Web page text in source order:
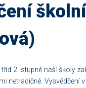
2. stupně naší školy
netradičně. Vysvědčení